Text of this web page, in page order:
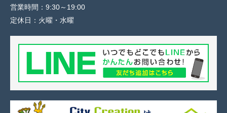
営業時間： 9:30～19:00
定休日： 火曜・水曜